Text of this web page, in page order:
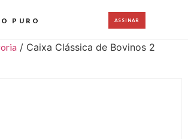
PURO ASSINAR
/ Caixa Clássica de Bovinos 2